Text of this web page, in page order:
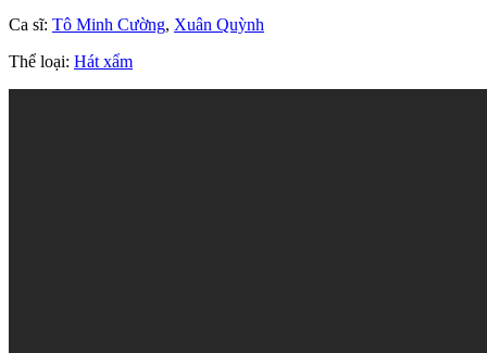
Ca sĩ: Tô Minh Cường, Xuân Quỳnh
Thể loại: Hát xẩm